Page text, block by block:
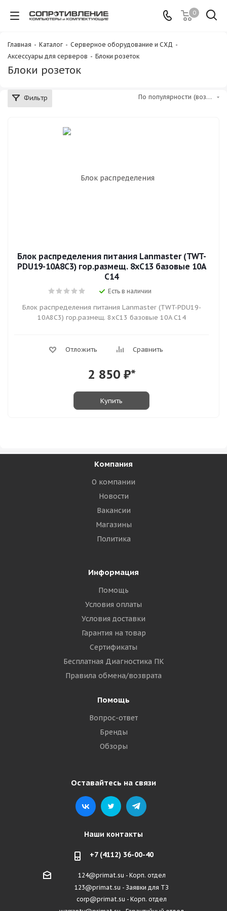
0
Главная - Каталог - Серверное оборудование и СХД -
Аксессуары для серверов - Блоки розеток
Блоки розеток
Фильтр По популярности (возрастание)
Блок распределения питания Lanmaster (TWT-
PDU19-10A8C3) гор.размещ. 8xC13 базовые 10A
C14
Есть в наличии
Блок распределения питания Lanmaster (TWT-PDU19-
10A8C3) гор.размещ. 8xC13 базовые 10A C14
Отложить Сравнить
2 850₽*
Купить
Компания
О компании
Новости
Вакансии
Магазины
Политика
Информация
Помощь
Условия оплаты
Условия доставки
Гарантия на товар
Сертификаты
Бесплатная Диагностика ПК
Правила обмена/возврата
Помощь
Вопрос-ответ
Бренды
Обзоры
Оставайтесь на связи
Наши контакты
+7 (4112) 36-00-40
124@primat.su - Корп. отдел
123@primat.su - Заявки для ТЗ
corp@primat.su - Корп. отдел